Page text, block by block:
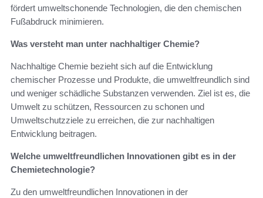
fördert umweltschonende Technologien, die den chemischen
Fußabdruck minimieren.
Was versteht man unter nachhaltiger Chemie?
Nachhaltige Chemie bezieht sich auf die Entwicklung
chemischer Prozesse und Produkte, die umweltfreundlich sind
und weniger schädliche Substanzen verwenden. Ziel ist es, die
Umwelt zu schützen, Ressourcen zu schonen und
Umweltschutzziele zu erreichen, die zur nachhaltigen
Entwicklung beitragen.
Welche umweltfreundlichen Innovationen gibt es in der
Chemietechnologie?
Zu den umweltfreundlichen Innovationen in der